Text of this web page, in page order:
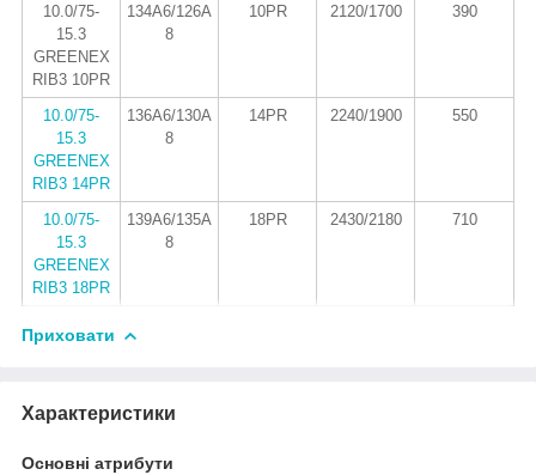
10.0/75-
15.3
GREENEX
RIB3 10PR
134A6/126А
8
10PR 2120/1700 390
10.0/75-
15.3
GREENEX
RIB3 14PR
136A6/130А
8
14PR 2240/1900 550
10.0/75-
15.3
GREENEX
RIB3 18PR
139A6/135А
8
18PR 2430/2180 710
Приховати
Характеристики
Основні атрибути